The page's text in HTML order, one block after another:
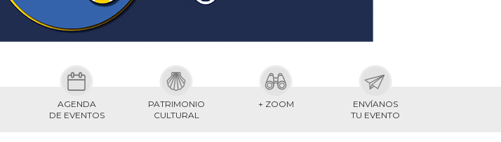
AGENDA
DE EVENTOS
PATRIMONIO
CULTURAL
+ ZOOM
ENVÍANOS
TU EVENTO